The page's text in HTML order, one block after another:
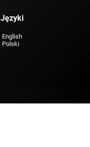
Języki
English
Polski